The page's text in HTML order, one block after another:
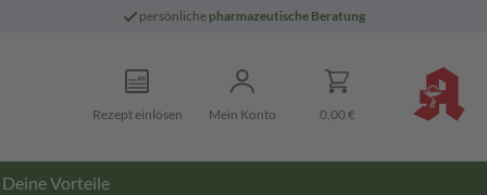
persönliche pharmazeutische Beratung
Rezept einlösen Mein Konto 0,00 €
Deine Vorteile